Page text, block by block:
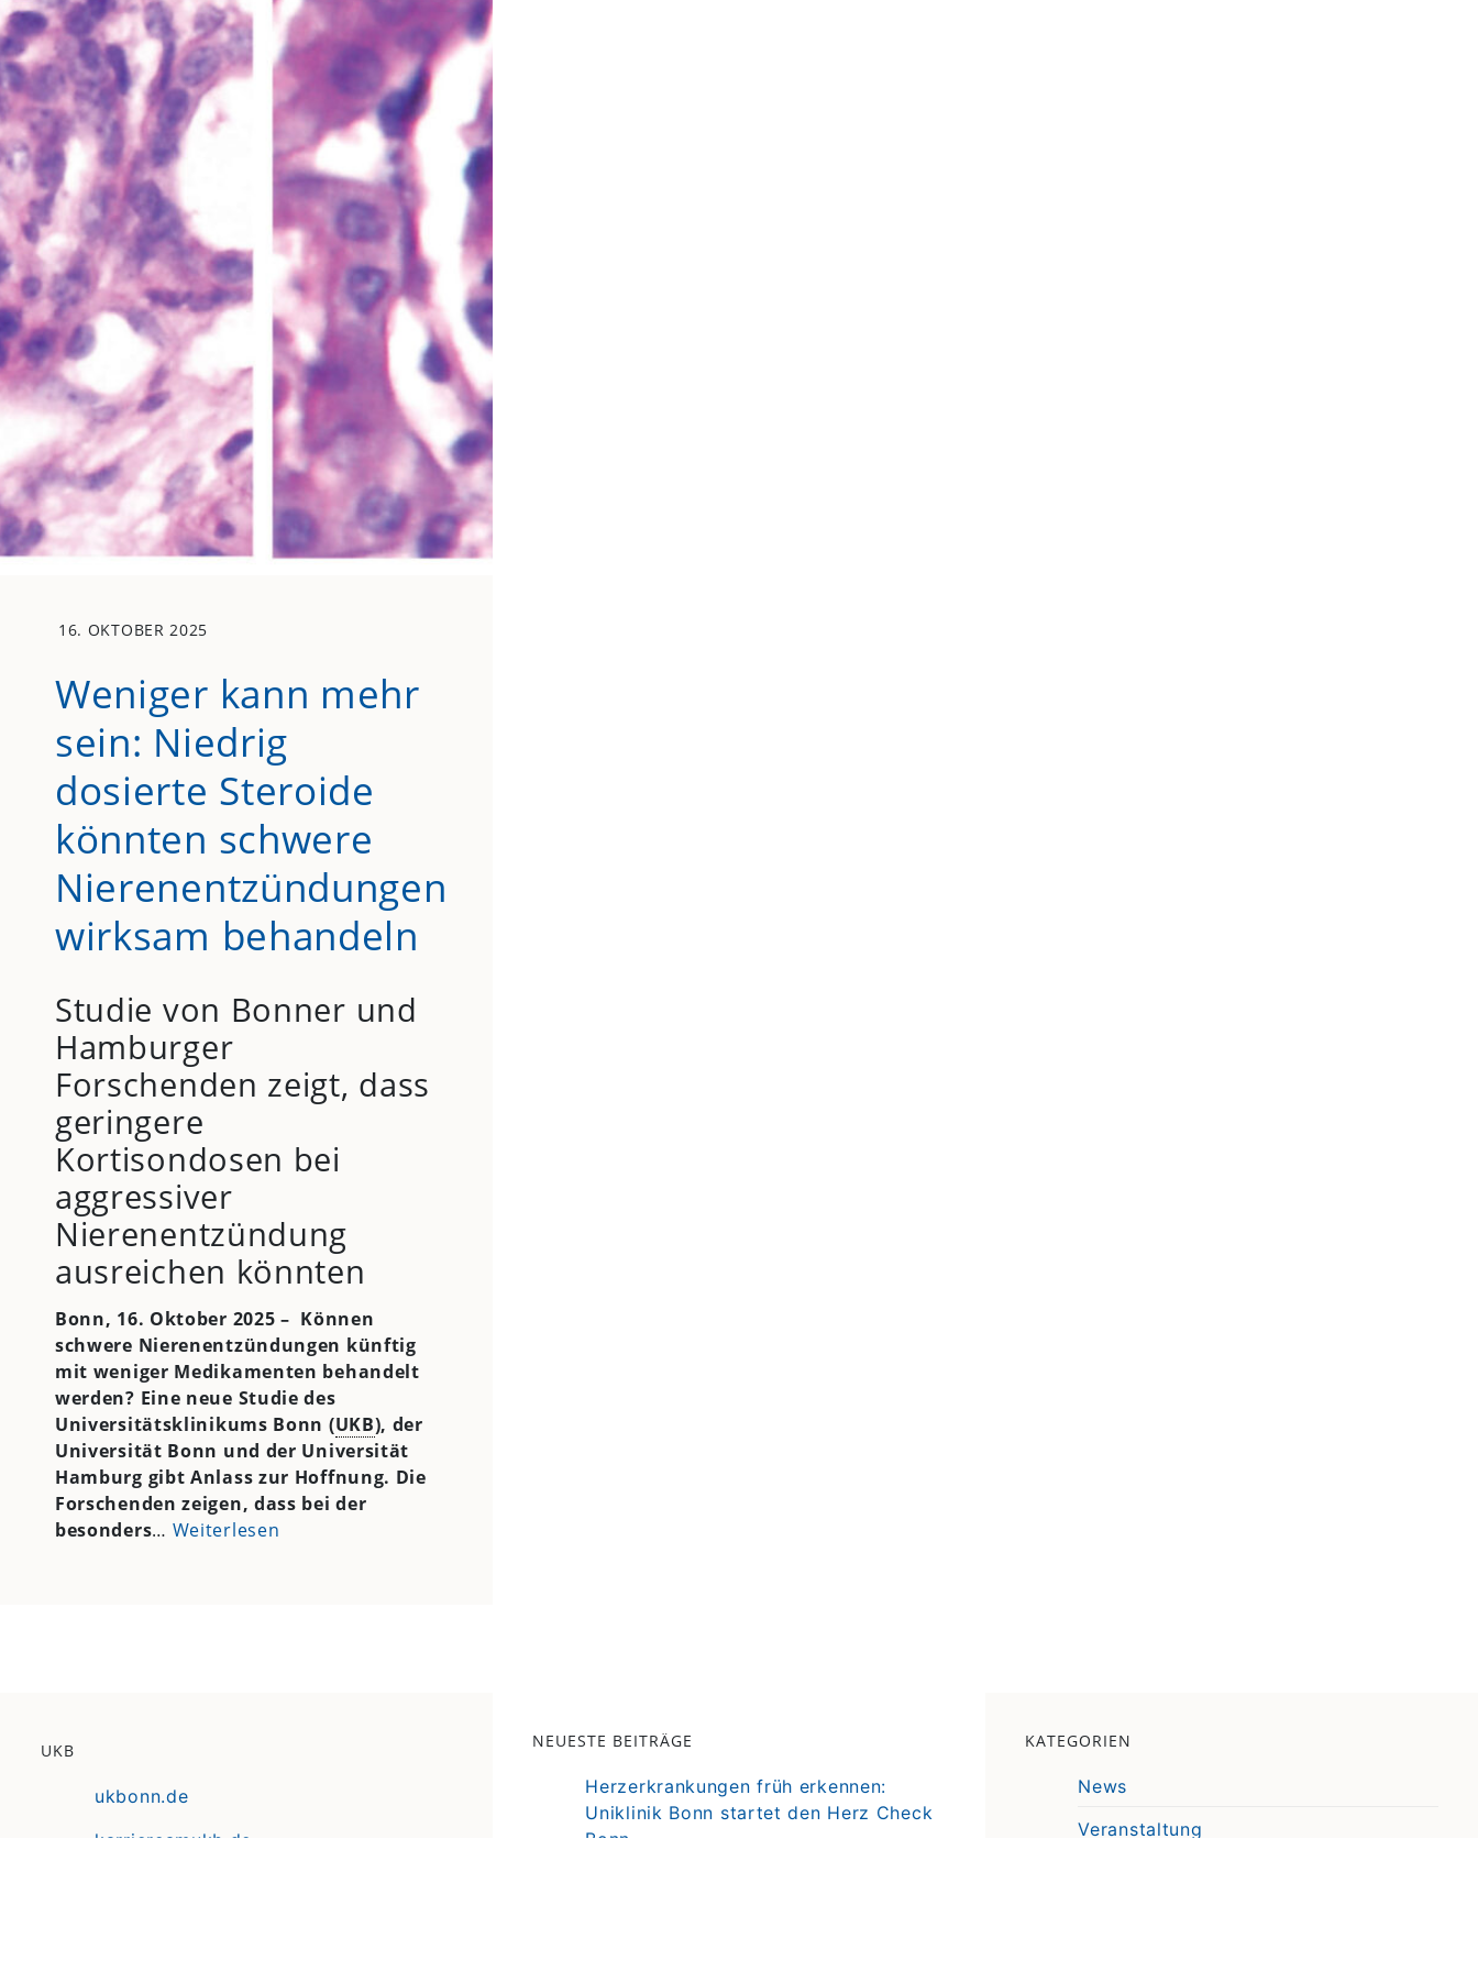
16. OKTOBER 2025
Weniger kann mehr
sein: Niedrig
dosierte Steroide
könnten schwere
Nierenentzündungen
wirksam behandeln
Studie von Bonner und
Hamburger
Forschenden zeigt, dass
geringere
Kortisondosen bei
aggressiver
Nierenentzündung
ausreichen könnten
Bonn, 16. Oktober 2025 – Können
schwere Nierenentzündungen künftig
mit weniger Medikamenten behandelt
werden? Eine neue Studie des
Universitätsklinikums Bonn (UKB), der
Universität Bonn und der Universität
Hamburg gibt Anlass zur Hoffnung. Die
Forschenden zeigen, dass bei der
besonders… Weiterlesen
UKB
ukbonn.de
karriereamukb.de
NEUESTE BEITRÄGE
Herzerkrankungen früh erkennen:
Uniklinik Bonn startet den Herz Check
Bonn
KATEGORIEN
News
Veranstaltung